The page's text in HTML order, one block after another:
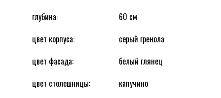
глубина:
60 см
цвет корпуса:
серый гренола
цвет фасада:
белый глянец
цвет столешницы:
капучино
белый глянец”
Обязательные поля помечены*
Оцените этот товар:
LEAVE A REPLY